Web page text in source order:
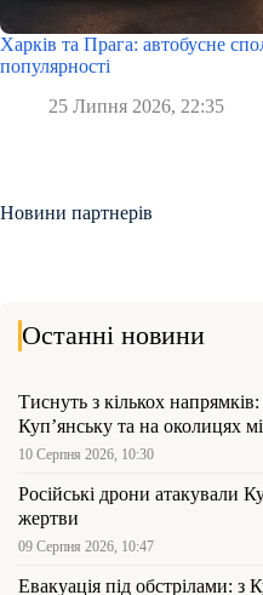
Харків та Прага: автобусне
популярності
25 Липня 2026, 22:35
Новини партнерів
Останні новини
Тиснуть з кількох напрямків:
Куп’янську та на околицях
10 Серпня 2026, 10:30
Російські дрони атакували
жертви
09 Серпня 2026, 10:47
Евакуація під обстрілами: з